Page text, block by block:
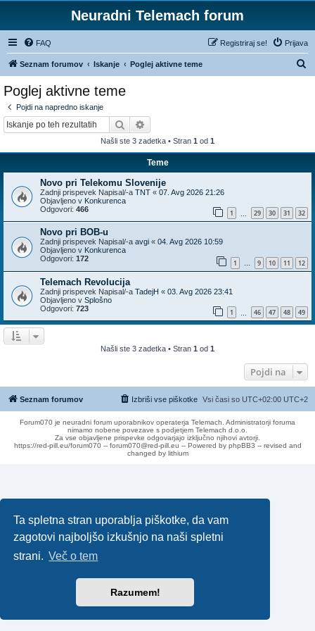
Ta spletna stran uporablja piškotke, da vam
zagotovi najboljšo izkušnjo na naši spletni
strani. Več o tem
Razumem!
Neuradni Telemach forum
FAQ Prijava
Registriraj se!
Seznam forumov Iskanje Poglej aktivne teme
Poglej aktivne teme
Pojdi na napredno iskanje
Iskanje
Našli ste 3 zadetka • Stran 1 od 1
Teme
Novo pri Telekomu Slovenije
Zadnji prispevek Napisal/-a TNT « 07. Avg 2026 21:26
Objavljeno v Konkurenca
Odgovori: 466 1 29 30 31 32
Novo pri BOB-u
Zadnji prispevek Napisal/-a avgi « 04. Avg 2026 10:59
Objavljeno v Konkurenca
Odgovori: 172 1 … 9 10 11 12
Telemach Revolucija
Zadnji prispevek Napisal/-a TadejH « 03. Avg 2026 23:41
Objavljeno v Splošno
Odgovori: 723 1 46 47 48 49
Našli ste 3 zadetka • Stran 1 od 1
Pojdi na
Seznam forumov Vsi časi so UTC+02:00 UTC+2
Izbriši vse piškotke
Forum070 je neuradni forum uporabnikov operaterja Telemach. Administratorji foruma
nimamo nobene povezave s podjetjem Telemach d.o.o.
Za vse objavljene prispevke odgovarjajo izključno njihovi avtorji.
https://red-pill.eu/forum070 -- forum070@red-pill.eu -- Powered by phpBB3 -- revised and
changed by lithium